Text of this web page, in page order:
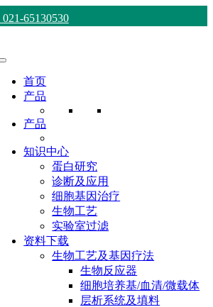
65130530
首页
产品
产品
知识中心
蛋白研究
诊断及应用
细胞基因治疗
生物工艺
实验室过滤
资料下载
生物工艺及基因疗法
生物反应器
细胞培养基/血清/微载体
层析系统及填料